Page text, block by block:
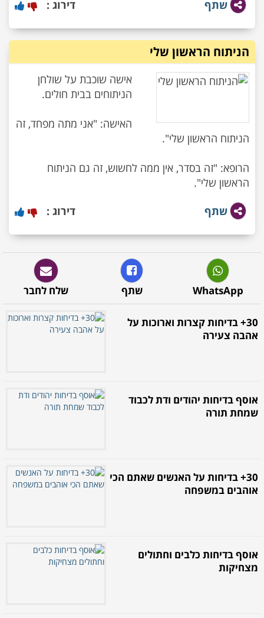
שתף דירוג :
הניתוח הראשון שלי
אישה שוכבת על שולחן
האישה: "אני מתה מפחד, זה
הרופא: "זה בסדר, אין ממה לחשוש, זה גם הניתוח
הראשון שלי".
שתף
דירוג :
שלח לחבר שתף WhatsApp
30+ בדיחות קצרות וארוכות על
אהבה צעירה
אוסף בדיחות יהודים ודת לכבוד
שמחת תורה
30+ בדיחות על האנשים שאתם הכי
אוהבים במשפחה
אוסף בדיחות כלבים וחתולים
מצחיקות